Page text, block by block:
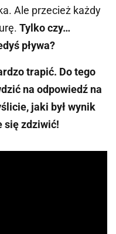
Ale przecież każdy
Tylko czy…
pływa?
trapić. Do tego
na odpowiedź na
jaki był wynik
się zdziwić!